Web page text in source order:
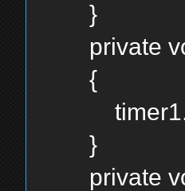
}
private
{
}
private